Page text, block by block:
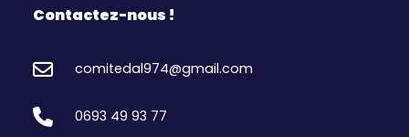
Contactez-nous !
comitedal974@gmail.com
0693 49 93 77